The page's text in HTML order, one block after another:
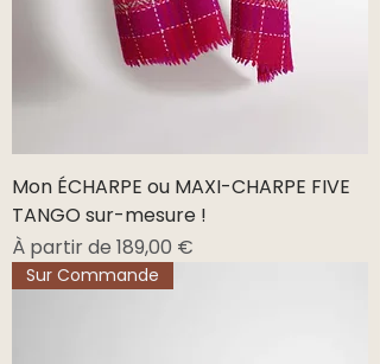
Mon ÉCHARPE ou MAXI-CHARPE FIVE
TANGO sur-mesure !
À partir de 189,00 €
Prix promotionnel
Sur Commande